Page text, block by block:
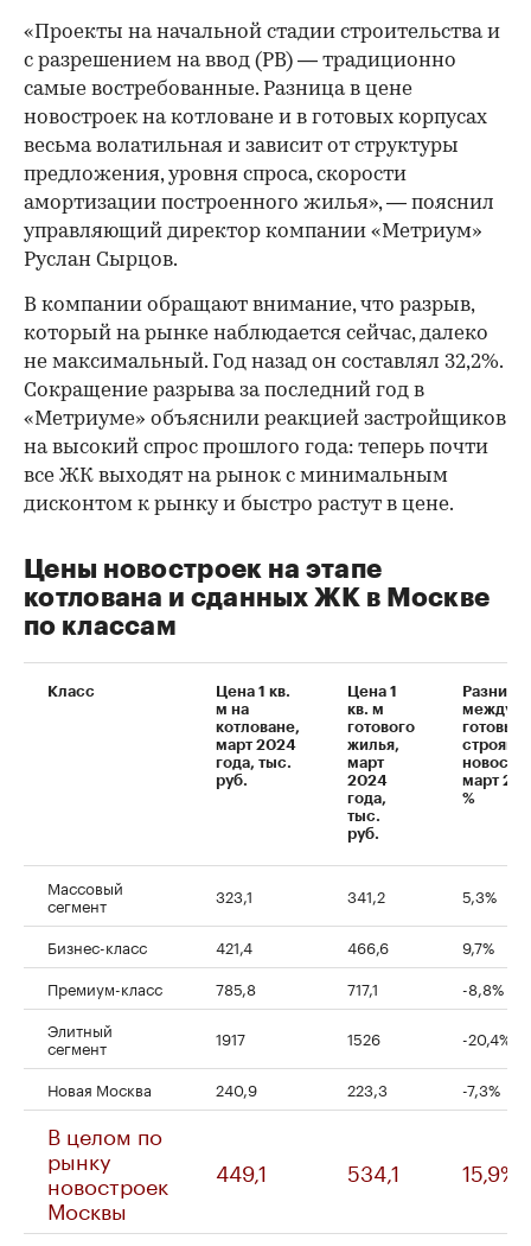
«Проекты на начальной стадии строительства и
с разрешением на ввод (РВ) — традиционно
самые востребованные. Разница в цене
новостроек на котловане и в готовых корпусах
весьма волатильная и зависит от структуры
предложения, уровня спроса, скорости
амортизации построенного жилья», — пояснил
управляющий директор компании «Метриум»
Руслан Сырцов.
В компании обращают внимание, что разрыв,
который на рынке наблюдается сейчас, далеко
не максимальный. Год назад он составлял 32,2%.
Сокращение разрыва за последний год в
«Метриуме» объяснили реакцией застройщиков
на высокий спрос прошлого года: теперь почти
все ЖК выходят на рынок с минимальным
дисконтом к рынку и быстро растут в цене.
00:00
Цены новостроек на этапе
котлована и сданных ЖК в Москве
по классам
Класс
Цена 1 кв.
м на
котловане,
март 2024
года, тыс.
руб.
Цена 1
кв. м
готового
жилья,
март
2024
года,
тыс.
руб.
Разница
между
март
%
Массовый
сегмент 323,1 341,2 5,3%
Бизнес-класс 421,4 466,6
9,7%
Премиум-класс
785,8 717,1
-8,8%
Элитный
сегмент 1917 1526 -20,4%
Новая Москва 240,9 223,3 -7,3%
В целом по
рынку
новостроек
Москвы
449,1 534,1 15,9%